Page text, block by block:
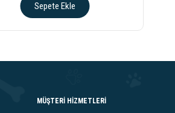
Sepete Ekle
MÜŞTERİ HİZMETLERİ